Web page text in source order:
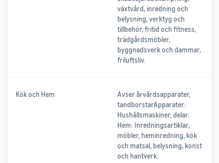
växtvård, inredning och
belysning, verktyg och
tillbehör, fritid och fitness,
trädgårdsmöbler,
byggnadsverk och dammar,
friluftsliv.
Kök och Hem
Avser årvårdsapparater,
tandborstarApparater:
Hushållsmaskiner, delar.
Hem: Inredningsartiklar,
möbler, heminredning, kök
och matsal, belysning, konst
och hantverk.